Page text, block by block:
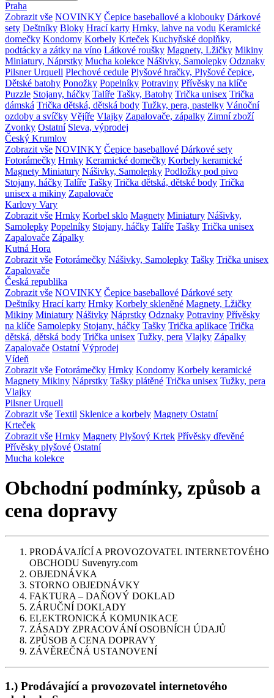
Praha
Zobrazit vše NOVINKY Čepice baseballové a klobouky Dárkové
sety Deštníky Bloky Hrací karty Hrnky, lahve na vodu Keramické
domečky Kondomy Korbely Krteček Kuchyňské doplňky,
podtácky a zátky na víno Látkové roušky Magnety, Lžičky Mikiny
Miniatury, Náprstky Mucha kolekce Nášivky, Samolepky Odznaky
Pilsner Urquell Plechové cedule Plyšové hračky, Plyšové čepice,
Dětské batohy Ponožky Popelníky Potraviny Přívěsky na klíče
Puzzle Stojany, háčky Talíře Tašky, Batohy Trička unisex Trička
dámská Trička dětská, dětská body Tužky, pera, pastelky Vánoční
ozdoby a svíčky Vějíře Vlajky Zapalovače, zápalky Zimní zboží
Zvonky Ostatní Sleva, výprodej
Český Krumlov
Zobrazit vše NOVINKY Čepice baseballové Dárkové sety
Fotorámečky Hrnky Keramické domečky Korbely keramické
Magnety Miniatury Nášivky, Samolepky Podložky pod pivo
Stojany, háčky Talíře Tašky Trička dětská, dětské body Trička
unisex a mikiny Zapalovače
Karlovy Vary
Zobrazit vše Hrnky Korbel sklo Magnety Miniatury Nášivky,
Samolepky Popelníky Stojany, háčky Talíře Tašky Trička unisex
Zapalovače Zápalky
Kutná Hora
Zobrazit vše Fotorámečky Nášivky, Samolepky Tašky Trička unisex
Zapalovače
Česká republika
Zobrazit vše NOVINKY Čepice baseballové Dárkové sety
Deštníky Hrací karty Hrnky Korbely skleněné Magnety, Lžičky
Mikiny Miniatury Nášivky Náprstky Odznaky Potraviny Přívěsky
na klíče Samolepky Stojany, háčky Tašky Trička aplikace Trička
dětská, dětská body Trička unisex Tužky, pera Vlajky Zápalky
Zapalovače Ostatní Výprodej
Vídeň
Zobrazit vše Fotorámečky Hrnky Kondomy Korbely keramické
Magnety Mikiny Náprstky Tašky plátěné Trička unisex Tužky, pera
Vlajky
Pilsner Urquell
Zobrazit vše Textil Sklenice a korbely Magnety Ostatní
Krteček
Zobrazit vše Hrnky Magnety Plyšový Krtek Přívěsky dřevěné
Přívěsky plyšové Ostatní
Mucha kolekce
Obchodní podmínky, způsob a
cena dopravy
PRODÁVAJÍCÍ A PROVOZOVATEL INTERNETOVÉHO
OBCHODU Suvenyry.com
OBJEDNÁVKA
STORNO OBJEDNÁVKY
FAKTURA – DAŇOVÝ DOKLAD
ZÁRUČNÍ DOKLADY
ELEKTRONICKÁ KOMUNIKACE
ZÁSADY ZPRACOVÁNÍ OSOBNÍCH ÚDAJŮ
ZPŮSOB A CENA DOPRAVY
ZÁVĚREČNÁ USTANOVENÍ
1.) Prodávající a provozovatel internetového